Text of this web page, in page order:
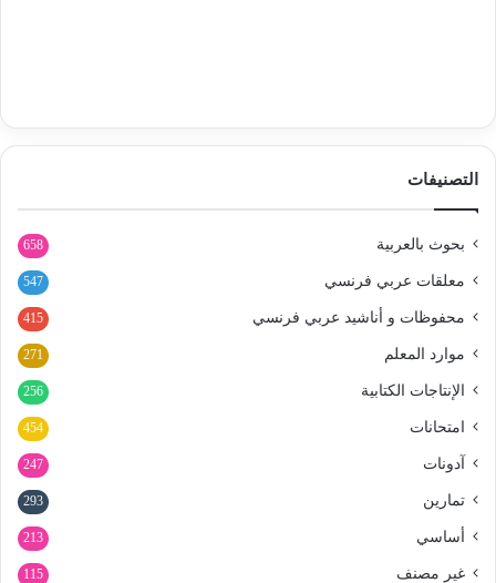
التصنيفات
بحوث بالعربية 658
معلقات عربي فرنسي 547
محفوظات و أناشيد عربي فرنسي 415
موارد المعلم 271
الإنتاجات الكتابية 256
امتحانات 454
آدونات 247
تمارين 293
أساسي 213
غير مصنف 115